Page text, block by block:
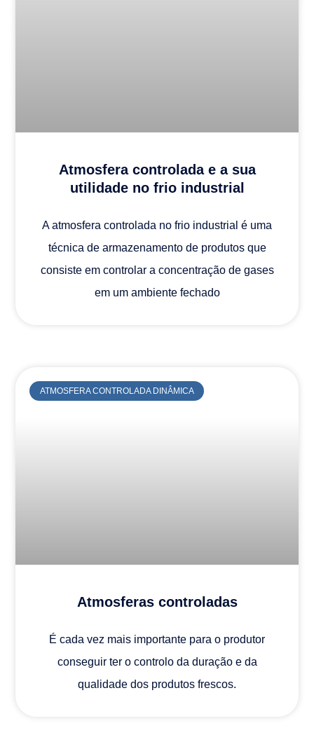
Atmosfera controlada e a sua
utilidade no frio industrial
A atmosfera controlada no frio industrial é uma
técnica de armazenamento de produtos que
consiste em controlar a concentração de gases
em um ambiente fechado
ATMOSFERA CONTROLADA DINÂMICA
Atmosferas controladas
É cada vez mais importante para o produtor
conseguir ter o controlo da duração e da
qualidade dos produtos frescos.